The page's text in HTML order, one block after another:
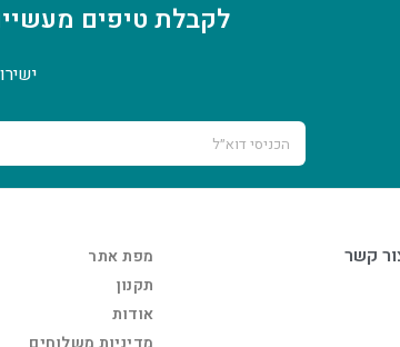
לקבלת טיפים
קשר
מפת אתר
תקנון
אודות